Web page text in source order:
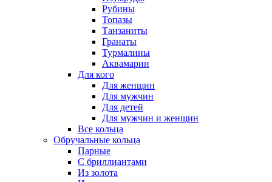
Рубины
Топазы
Танзаниты
Гранаты
Турмалины
Аквамарин
Для кого
Для женщин
Для мужчин
Для детей
Для мужчин и женщин
Все кольца
Обручальные кольца
Парные
С бриллиантами
Из золота